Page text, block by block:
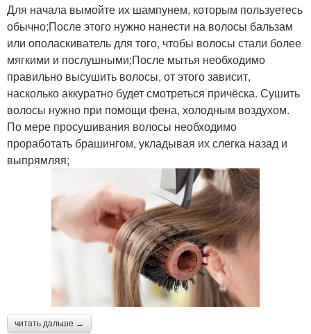
Для начала вымойте их шампунем, которым пользуетесь
обычно;После этого нужно нанести на волосы бальзам
или ополаскиватель для того, чтобы волосы стали более
мягкими и послушными;После мытья необходимо
правильно высушить волосы, от этого зависит,
насколько аккуратно будет смотреться причёска. Сушить
волосы нужно при помощи фена, холодным воздухом.
По мере просушивания волосы необходимо
проработать брашингом, укладывая их слегка назад и
выпрямляя;
читать дальше →